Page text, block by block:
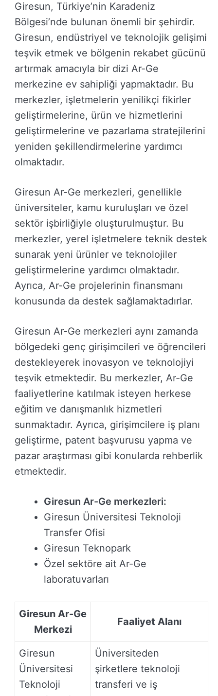
Giresun, Türkiye’nin Karadeniz
Bölgesi’nde bulunan önemli bir şehirdir.
Giresun, endüstriyel ve teknolojik gelişimi
teşvik etmek ve bölgenin rekabet gücünü
artırmak amacıyla bir dizi Ar-Ge
merkezine ev sahipliği yapmaktadır. Bu
merkezler, işletmelerin yenilikçi fikirler
geliştirmelerine, ürün ve hizmetlerini
geliştirmelerine ve pazarlama stratejilerini
yeniden şekillendirmelerine yardımcı
olmaktadır.
Giresun Ar-Ge merkezleri, genellikle
üniversiteler, kamu kuruluşları ve özel
sektör işbirliğiyle oluşturulmuştur. Bu
merkezler, yerel işletmelere teknik destek
sunarak yeni ürünler ve teknolojiler
geliştirmelerine yardımcı olmaktadır.
Ayrıca, Ar-Ge projelerinin finansmanı
konusunda da destek sağlamaktadırlar.
Giresun Ar-Ge merkezleri aynı zamanda
bölgedeki genç girişimcileri ve öğrencileri
destekleyerek inovasyon ve teknolojiyi
teşvik etmektedir. Bu merkezler, Ar-Ge
faaliyetlerine katılmak isteyen herkese
eğitim ve danışmanlık hizmetleri
sunmaktadır. Ayrıca, girişimcilere iş planı
geliştirme, patent başvurusu yapma ve
pazar araştırması gibi konularda rehberlik
etmektedir.
Giresun Ar-Ge merkezleri:
Giresun Üniversitesi Teknoloji
Transfer Ofisi
Giresun Teknopark
Özel sektöre ait Ar-Ge
laboratuvarları
Giresun Ar-Ge
Merkezi
Faaliyet Alanı
Giresun
Üniversitesi
Teknoloji
Üniversiteden
şirketlere teknoloji
transferi ve iş